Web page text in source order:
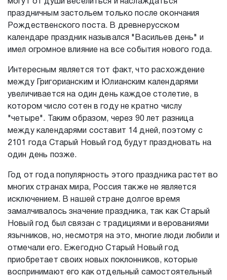
праздничным застольем только после окончания
Рождественского поста. В древнерусском
календаре праздник назывался "Васильев день" и
имел огромное влияние на все события нового года.
Интересным является тот факт, что расхождение
между Григорианским и Юлианским календарями
увеличивается на один день каждое столетие, в
котором число сотен в году не кратно числу
"четыре". Таким образом, через 90 лет разница
между календарями составит 14 дней, поэтому с
2101 года Старый Новый год будут праздновать на
один день позже.
Год от года популярность этого праздника растет во
многих странах мира, Россия также не является
исключением. В нашей стране долгое время
замалчивалось значение праздника, так как Старый
Новый год был связан с традициями и верованиями
язычников, но, несмотря на это, многие люди любили и
отмечали его. Ежегодно Старый Новый год
приобретает своих новых поклонников, которые
воспринимают его как отдельный самостоятельный